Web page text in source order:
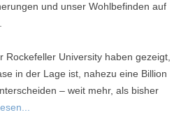
und unser Wohlbefinden auf
Rockefeller University haben gezeigt,
in der Lage ist, nahezu eine Billion
– weit mehr, als bisher